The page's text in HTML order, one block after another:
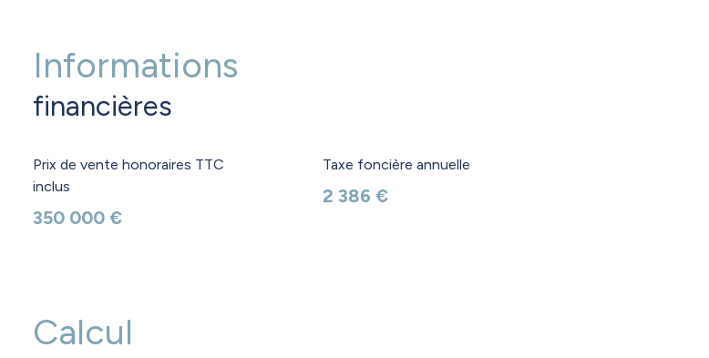
Informations
financières
Prix de vente honoraires TTC
inclus
350 000 €
Taxe foncière annuelle
2 386 €
Calcul